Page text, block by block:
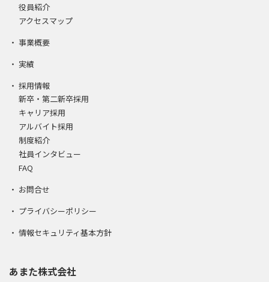
役員紹介
アクセスマップ
事業概要
実績
採用情報
新卒・第二新卒採用
キャリア採用
アルバイト採用
制度紹介
社員インタビュー
FAQ
お問合せ
プライバシーポリシー
情報セキュリティ基本方針
あまた株式会社